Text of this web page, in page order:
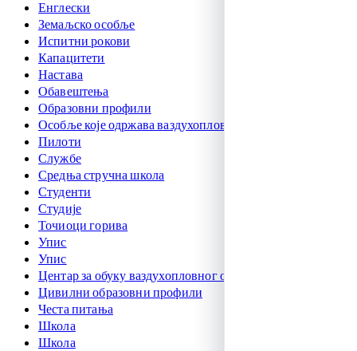
Енглески
Земаљско особље
Испитни рокови
Капацитети
Настава
Обавештења
Образовни профили
Особље које одржава ваздухоплове
Пилоти
Службе
Средња стручна школа
Студенти
Студије
Точиоци горива
Упис
Упис
Центар за обуку ваздухопловног особља
Цивилни образовни профили
Честа питања
Школа
Школа